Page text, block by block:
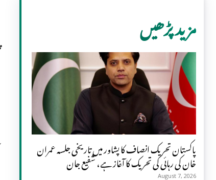
مزید پڑھیں
پاکستان تحریک انصاف کا پشاور میں تاریخی جلسہ عمران
خان کی رہائی کی تحریک کا آغاز ہے، شفیع جان
August 7, 2026